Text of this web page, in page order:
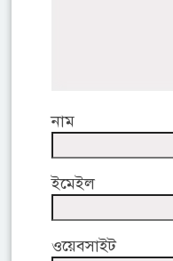
নাম
ইমেইল
ওয়েবসাইট